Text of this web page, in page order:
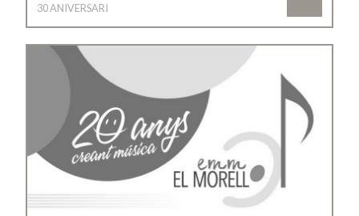
30 ANIVERSARI